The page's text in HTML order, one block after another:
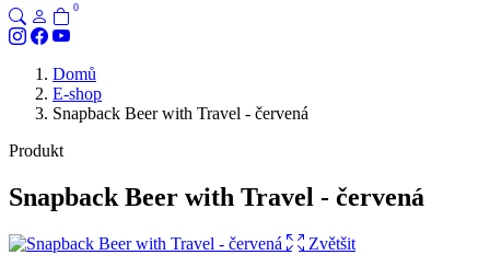
0
Domů
E-shop
Snapback Beer with Travel - červená
Produkt
Snapback Beer with Travel - červená
Zvětšit